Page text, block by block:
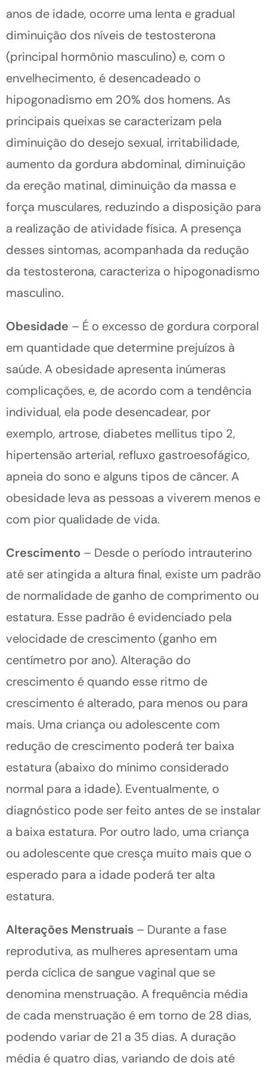
anos de idade, ocorre uma lenta e gradual
diminuição dos níveis de testosterona
(principal hormônio masculino) e, com o
envelhecimento, é desencadeado o
hipogonadismo em 20% dos homens. As
principais queixas se caracterizam pela
diminuição do desejo sexual, irritabilidade,
aumento da gordura abdominal, diminuição
da ereção matinal, diminuição da massa e
força musculares, reduzindo a disposição para
a realização de atividade física. A presença
desses sintomas, acompanhada da redução
da testosterona, caracteriza o hipogonadismo
masculino.
Obesidade – É o excesso de gordura corporal
em quantidade que determine prejuízos à
saúde. A obesidade apresenta inúmeras
complicações, e, de acordo com a tendência
individual, ela pode desencadear, por
exemplo, artrose, diabetes mellitus tipo 2,
hipertensão arterial, refluxo gastroesofágico,
apneia do sono e alguns tipos de câncer. A
obesidade leva as pessoas a viverem menos e
com pior qualidade de vida.
Crescimento – Desde o período intrauterino
até ser atingida a altura final, existe um padrão
de normalidade de ganho de comprimento ou
estatura. Esse padrão é evidenciado pela
velocidade de crescimento (ganho em
centímetro por ano). Alteração do
crescimento é quando esse ritmo de
crescimento é alterado, para menos ou para
mais. Uma criança ou adolescente com
redução de crescimento poderá ter baixa
estatura (abaixo do mínimo considerado
normal para a idade). Eventualmente, o
diagnóstico pode ser feito antes de se instalar
a baixa estatura. Por outro lado, uma criança
ou adolescente que cresça muito mais que o
esperado para a idade poderá ter alta
estatura.
Alterações Menstruais – Durante a fase
reprodutiva, as mulheres apresentam uma
perda cíclica de sangue vaginal que se
denomina menstruação. A frequência média
de cada menstruação é em torno de 28 dias,
podendo variar de 21 a 35 dias. A duração
média é quatro dias, variando de dois até